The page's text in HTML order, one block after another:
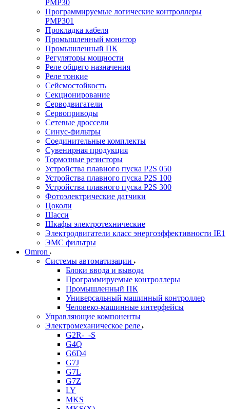
PMP30
Программируемые логические контроллеры
PMP301
Прокладка кабеля
Промышленный монитор
Промышленный ПК
Регуляторы мощности
Реле общего назначения
Реле тонкие
Сейсмостойкость
Секционирование
Серводвигатели
Сервоприводы
Сетевые дроссели
Синус-фильтры
Соединительные комплекты
Сувенирная продукция
Тормозные резисторы
Устройства плавного пуска P2S 050
Устройства плавного пуска P2S 100
Устройства плавного пуска P2S 300
Фотоэлектрические датчики
Цоколи
Шасси
Шкафы электротехнические
Электродвигатели класс энергоэффективности IE1
ЭМС фильтры
Omron
Системы автоматизации
Блоки ввода и вывода
Программируемые контроллеры
Промышленный ПК
Универсальный машинный контроллер
Человеко-машинные интерфейсы
Управляющие компоненты
Электромеханическое реле
G2R-_-S
G4Q
G6D4
G7J
G7L
G7Z
LY
MKS